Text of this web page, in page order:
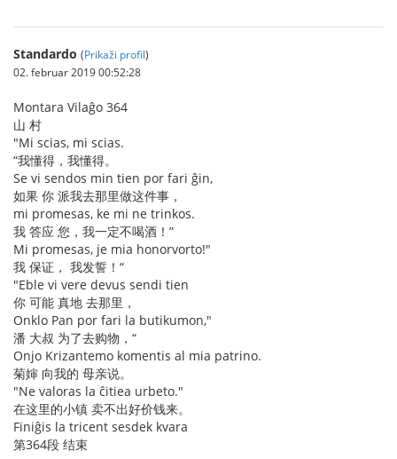
Standardo (Prikaži profil)
02. februar 2019 00:52:28
Montara Vilaĝo 364
山 村
"Mi scias, mi scias.
“我懂得，我懂得。
Se vi sendos min tien por fari ĝin,
如果 你 派我去那里做这件事，
mi promesas, ke mi ne trinkos.
我 答应 您，我一定不喝酒！”
Mi promesas, je mia honorvorto!"
我 保证， 我发誓！“
"Eble vi vere devus sendi tien
你 可能 真地 去那里，
Onklo Pan por fari la butikumon,"
潘 大叔 为了去购物，“
Onjo Krizantemo komentis al mia patrino.
菊婶 向我的 母亲说。
"Ne valoras la ĉitiea urbeto."
在这里的小镇 卖不出好价钱来。
Finiĝis la tricent sesdek kvara
第364段 结束